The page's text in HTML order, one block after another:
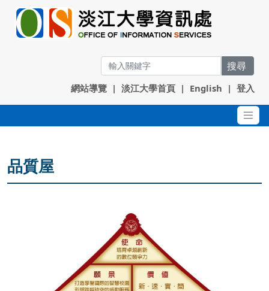
搜尋
網站導覽 | 淡江大學首頁 | English | 登入
品質屋